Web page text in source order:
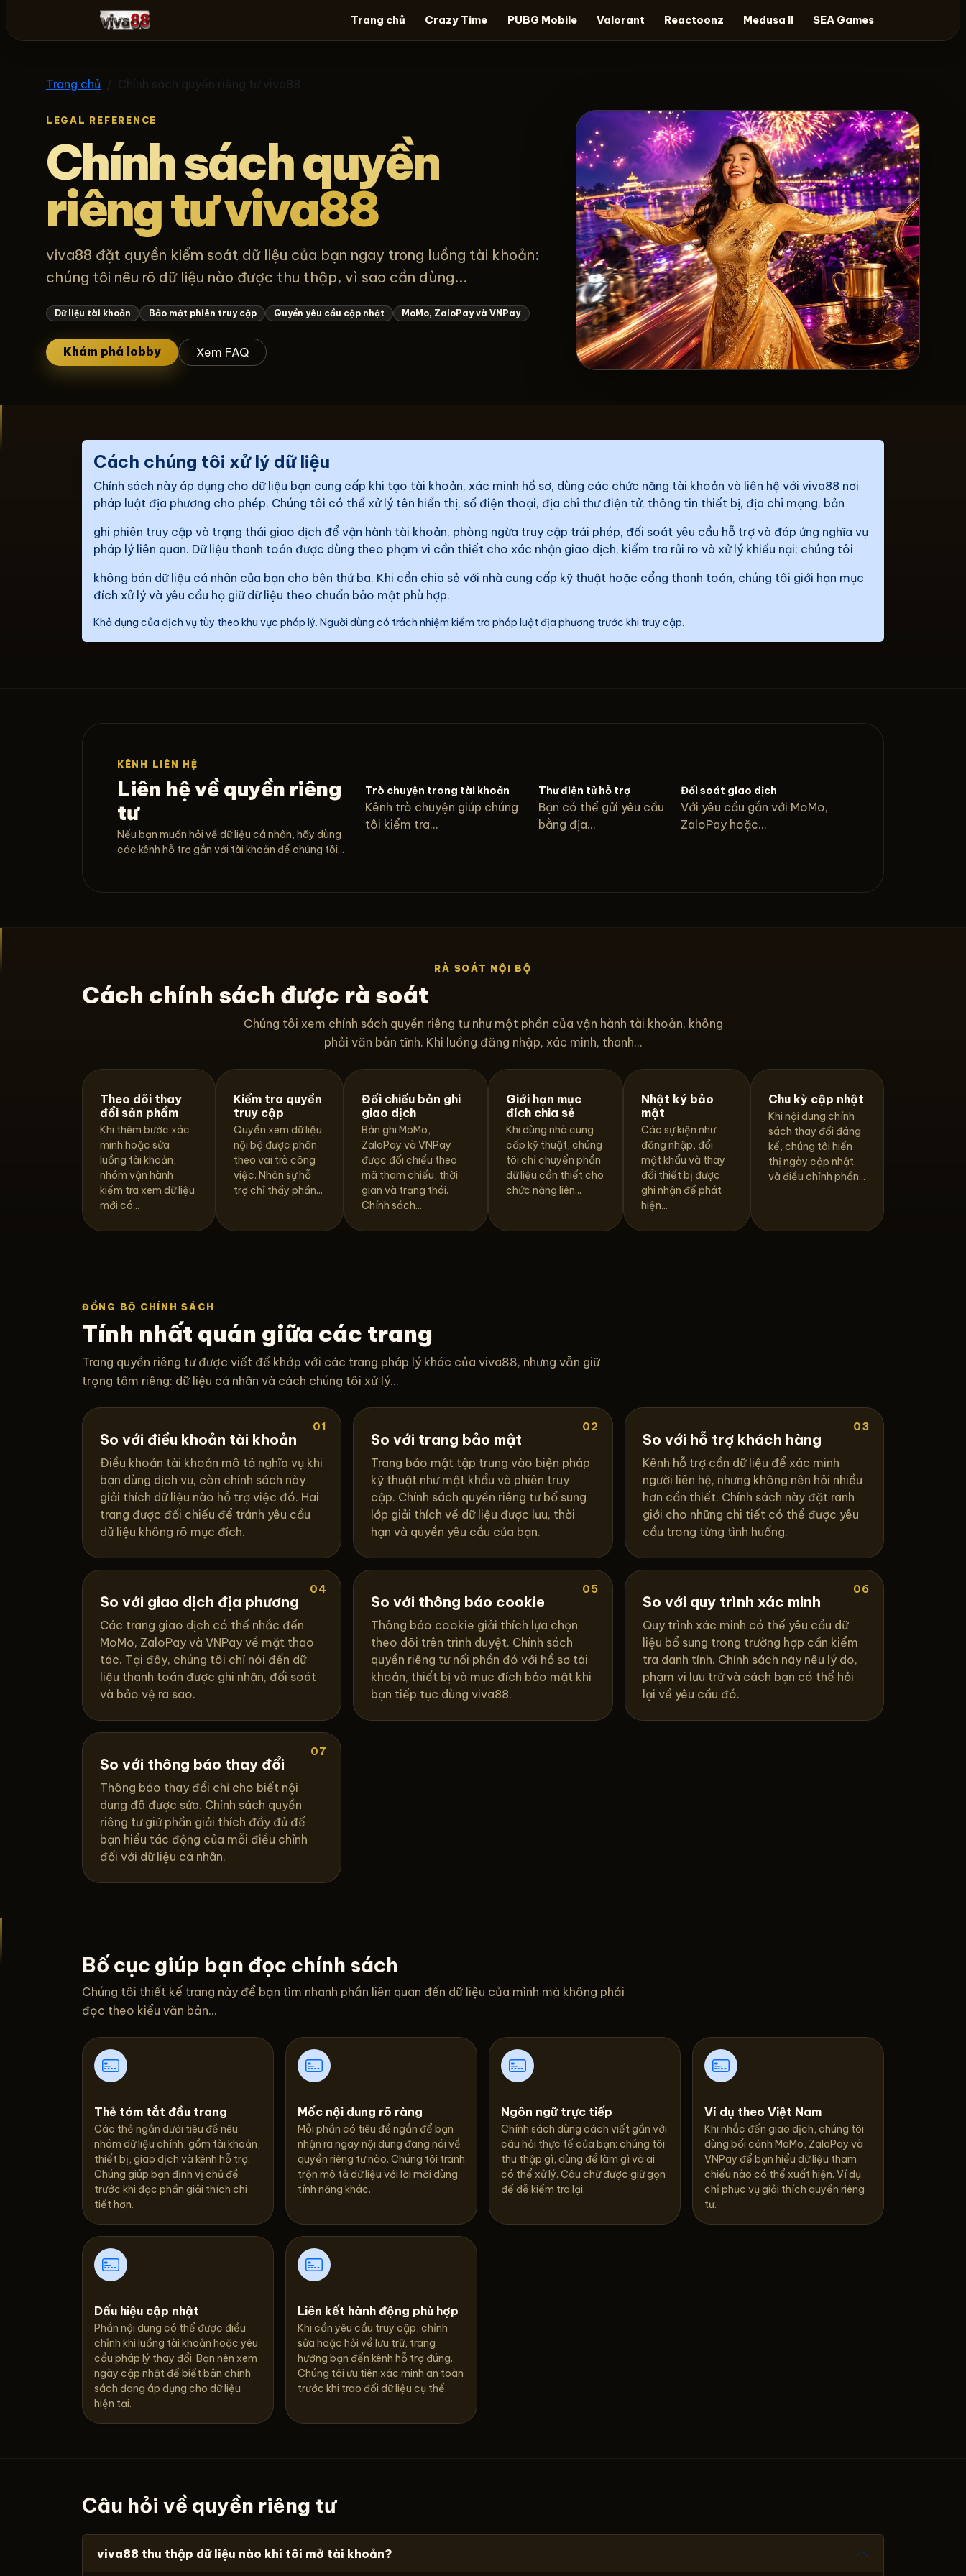
viva88
Trang chủ Crazy Time PUBG Mobile Valorant Reactoonz Medusa II SEA Games
Trang chủ Chính sách quyền riêng tư viva88
LEGAL REFERENCE
Chính sách quyền
riêng tư viva88
viva88 đặt quyền kiểm soát dữ liệu của bạn ngay trong luồng tài khoản:
chúng tôi nêu rõ dữ liệu nào được thu thập, vì sao cần dùng...
Dữ liệu tài khoản Bảo mật phiên truy cập Quyền yêu cầu cập nhật MoMo, ZaloPay và VNPay
Khám phá lobby Xem FAQ
Cách chúng tôi xử lý dữ liệu
Chính sách này áp dụng cho dữ liệu bạn cung cấp khi tạo tài khoản, xác minh hồ sơ, dùng các chức năng tài khoản và liên hệ với viva88 nơi
pháp luật địa phương cho phép. Chúng tôi có thể xử lý tên hiển thị, số điện thoại, địa chỉ thư điện tử, thông tin thiết bị, địa chỉ mạng, bản
ghi phiên truy cập và trạng thái giao dịch để vận hành tài khoản, phòng ngừa truy cập trái phép, đối soát yêu cầu hỗ trợ và đáp ứng nghĩa vụ
pháp lý liên quan. Dữ liệu thanh toán được dùng theo phạm vi cần thiết cho xác nhận giao dịch, kiểm tra rủi ro và xử lý khiếu nại; chúng tôi
không bán dữ liệu cá nhân của bạn cho bên thứ ba. Khi cần chia sẻ với nhà cung cấp kỹ thuật hoặc cổng thanh toán, chúng tôi giới hạn mục
đích xử lý và yêu cầu họ giữ dữ liệu theo chuẩn bảo mật phù hợp.
Khả dụng của dịch vụ tùy theo khu vực pháp lý. Người dùng có trách nhiệm kiểm tra pháp luật địa phương trước khi truy cập.
KÊNH LIÊN HỆ
Liên hệ về quyền riêng
tư
Nếu bạn muốn hỏi về dữ liệu cá nhân, hãy dùng
các kênh hỗ trợ gắn với tài khoản để chúng tôi...
Trò chuyện trong tài khoản
Kênh trò chuyện giúp chúng
tôi kiểm tra...
Thư điện tử hỗ trợ
Bạn có thể gửi yêu cầu
bằng địa...
Đối soát giao dịch
Với yêu cầu gắn với MoMo,
ZaloPay hoặc...
RÀ SOÁT NỘI BỘ
Cách chính sách được rà soát
Chúng tôi xem chính sách quyền riêng tư như một phần của vận hành tài khoản, không
phải văn bản tĩnh. Khi luồng đăng nhập, xác minh, thanh...
Theo dõi thay
đổi sản phẩm
Khi thêm bước xác
minh hoặc sửa
luồng tài khoản,
nhóm vận hành
kiểm tra xem dữ liệu
mới có...
Kiểm tra quyền
truy cập
Quyền xem dữ liệu
nội bộ được phân
theo vai trò công
việc. Nhân sự hỗ
trợ chỉ thấy phần...
Đối chiếu bản ghi
giao dịch
Bản ghi MoMo,
ZaloPay và VNPay
được đối chiếu theo
mã tham chiếu, thời
gian và trạng thái.
Chính sách...
Giới hạn mục
đích chia sẻ
Khi dùng nhà cung
cấp kỹ thuật, chúng
tôi chỉ chuyển phần
dữ liệu cần thiết cho
chức năng liên...
Nhật ký bảo
mật
Các sự kiện như
đăng nhập, đổi
mật khẩu và thay
đổi thiết bị được
ghi nhận để phát
hiện...
Chu kỳ cập nhật
Khi nội dung chính
sách thay đổi đáng
kể, chúng tôi hiển
thị ngày cập nhật
và điều chỉnh phần...
ĐỒNG BỘ CHÍNH SÁCH
Tính nhất quán giữa các trang
Trang quyền riêng tư được viết để khớp với các trang pháp lý khác của viva88, nhưng vẫn giữ
trọng tâm riêng: dữ liệu cá nhân và cách chúng tôi xử lý...
01
So với điều khoản tài khoản
Điều khoản tài khoản mô tả nghĩa vụ khi
bạn dùng dịch vụ, còn chính sách này
giải thích dữ liệu nào hỗ trợ việc đó. Hai
trang được đối chiếu để tránh yêu cầu
dữ liệu không rõ mục đích.
02
So với trang bảo mật
Trang bảo mật tập trung vào biện pháp
kỹ thuật như mật khẩu và phiên truy
cập. Chính sách quyền riêng tư bổ sung
lớp giải thích về dữ liệu được lưu, thời
hạn và quyền yêu cầu của bạn.
03
So với hỗ trợ khách hàng
Kênh hỗ trợ cần dữ liệu để xác minh
người liên hệ, nhưng không nên hỏi nhiều
hơn cần thiết. Chính sách này đặt ranh
giới cho những chi tiết có thể được yêu
cầu trong từng tình huống.
04
So với giao dịch địa phương
Các trang giao dịch có thể nhắc đến
MoMo, ZaloPay và VNPay về mặt thao
tác. Tại đây, chúng tôi chỉ nói đến dữ
liệu thanh toán được ghi nhận, đối soát
và bảo vệ ra sao.
05
So với thông báo cookie
Thông báo cookie giải thích lựa chọn
theo dõi trên trình duyệt. Chính sách
quyền riêng tư nối phần đó với hồ sơ tài
khoản, thiết bị và mục đích bảo mật khi
bạn tiếp tục dùng viva88.
06
So với quy trình xác minh
Quy trình xác minh có thể yêu cầu dữ
liệu bổ sung trong trường hợp cần kiểm
tra danh tính. Chính sách này nêu lý do,
phạm vi lưu trữ và cách bạn có thể hỏi
lại về yêu cầu đó.
07
So với thông báo thay đổi
Thông báo thay đổi chỉ cho biết nội
dung đã được sửa. Chính sách quyền
riêng tư giữ phần giải thích đầy đủ để
bạn hiểu tác động của mỗi điều chỉnh
đối với dữ liệu cá nhân.
Bố cục giúp bạn đọc chính sách
Chúng tôi thiết kế trang này để bạn tìm nhanh phần liên quan đến dữ liệu của mình mà không phải
đọc theo kiểu văn bản...
Thẻ tóm tắt đầu trang
Các thẻ ngắn dưới tiêu đề nêu
nhóm dữ liệu chính, gồm tài khoản,
thiết bị, giao dịch và kênh hỗ trợ.
Chúng giúp bạn định vị chủ đề
trước khi đọc phần giải thích chi
tiết hơn.
Mốc nội dung rõ ràng
Mỗi phần có tiêu đề ngắn để bạn
nhận ra ngay nội dung đang nói về
quyền riêng tư nào. Chúng tôi tránh
trộn mô tả dữ liệu với lời mời dùng
tính năng khác.
Ngôn ngữ trực tiếp
Chính sách dùng cách viết gần với
câu hỏi thực tế của bạn: chúng tôi
thu thập gì, dùng để làm gì và ai
có thể xử lý. Câu chữ được giữ gọn
để dễ kiểm tra lại.
Ví dụ theo Việt Nam
Khi nhắc đến giao dịch, chúng tôi
dùng bối cảnh MoMo, ZaloPay và
VNPay để bạn hiểu dữ liệu tham
chiếu nào có thể xuất hiện. Ví dụ
chỉ phục vụ giải thích quyền riêng
tư.
Dấu hiệu cập nhật
Phần nội dung có thể được điều
chỉnh khi luồng tài khoản hoặc yêu
cầu pháp lý thay đổi. Bạn nên xem
ngày cập nhật để biết bản chính
sách đang áp dụng cho dữ liệu
hiện tại.
Liên kết hành động phù hợp
Khi cần yêu cầu truy cập, chỉnh
sửa hoặc hỏi về lưu trữ, trang
hướng bạn đến kênh hỗ trợ đúng.
Chúng tôi ưu tiên xác minh an toàn
trước khi trao đổi dữ liệu cụ thể.
Câu hỏi về quyền riêng tư
viva88 thu thập dữ liệu nào khi tôi mở tài khoản?